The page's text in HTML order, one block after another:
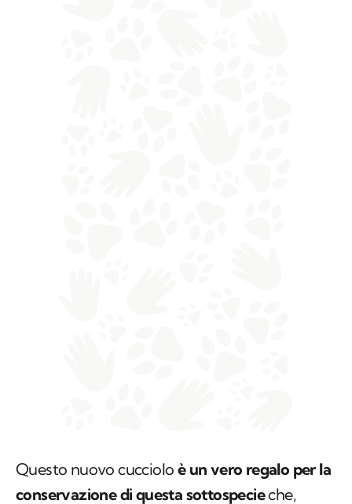
Questo nuovo cucciolo è un vero regalo per la
conservazione di questa sottospecieche,